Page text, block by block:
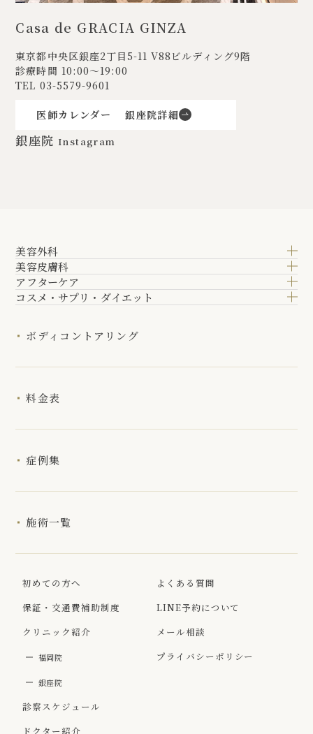
Casa de GRACIA GINZA
東京都中央区銀座2丁目5-11V88ビルディング9階
診療時間 10:00〜19:00
TEL 03-5579-9601
医師カレンダー 銀座院詳細
銀座院 Instagram
美容外科
美容皮膚科
アフターケア
コスメ・サプリ・ダイエット
ボディコントアリング
料金表
症例集
施術一覧
初めての方へ
保証・交通費補助制度
クリニック紹介
福岡院
銀座院
診察スケジュール
ドクター紹介
よくある質問
LINE予約について
メール相談
プライバシーポリシー